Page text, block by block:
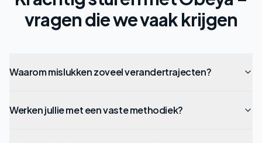
vragen die we vaak krijgen
Waarom mislukken zoveel verandertrajecten?
Werken jullie met een vaste methodiek?